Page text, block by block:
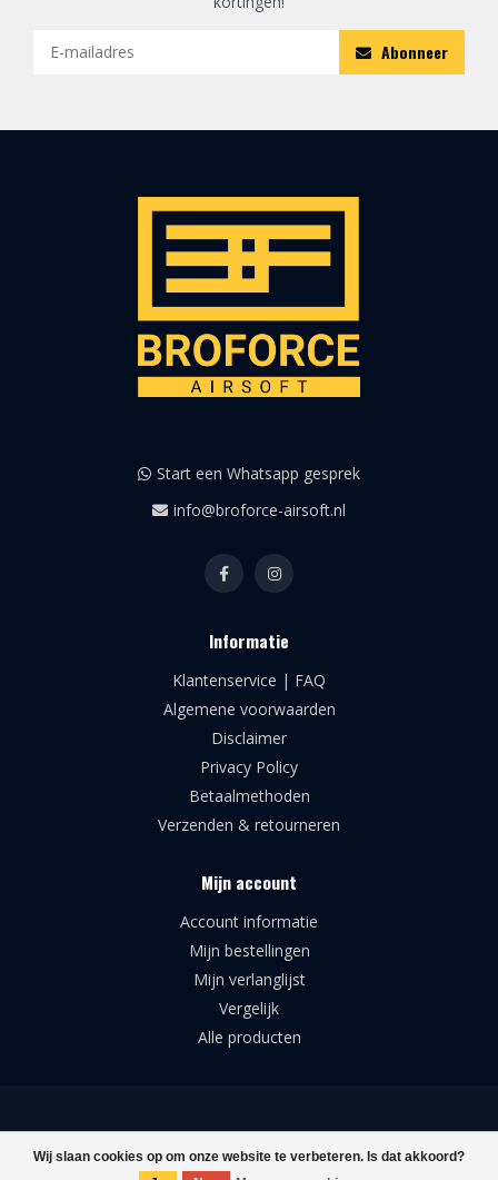
Wij slaan cookies op om onze website te verbeteren. Is dat akkoord?
Abonneer
Start een Whatsapp gesprek
info@broforce-airsoft.nl
Informatie
Klantenservice | FAQ
Algemene voorwaarden
Disclaimer
Privacy Policy
Betaalmethoden
Verzenden & retourneren
Mijn account
Account informatie
Mijn bestellingen
Mijn verlanglijst
Vergelijk
Alle producten
© Copyright 2026 Broforce Airsoft Supplies